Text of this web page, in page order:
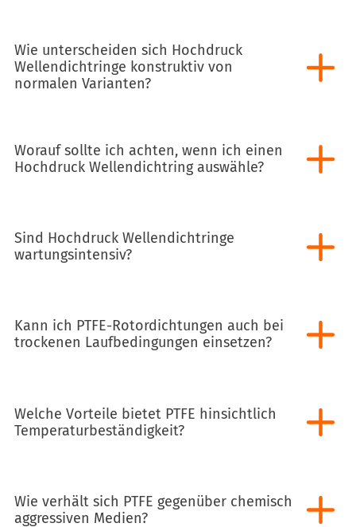
Wie unterscheiden sich Hochdruck
Wellendichtringe konstruktiv von
normalen Varianten?
Worauf sollte ich achten, wenn ich einen
Hochdruck Wellendichtring auswähle?
Sind Hochdruck Wellendichtringe
wartungsintensiv?
Kann ich PTFE-Rotordichtungen auch bei
trockenen Laufbedingungen einsetzen?
Welche Vorteile bietet PTFE hinsichtlich
Temperaturbeständigkeit?
Wie verhält sich PTFE gegenüber chemisch
aggressiven Medien?